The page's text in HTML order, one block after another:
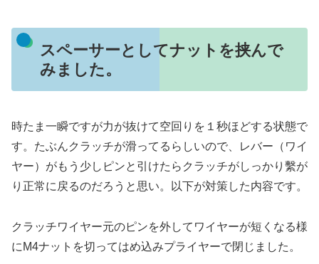
スペーサーとしてナットを挟んで
みました。
時たま一瞬ですが力が抜けて空回りを１秒ほどする状態で
す。たぶんクラッチが滑ってるらしいので、レバー（ワイ
ヤー）がもう少しピンと引けたらクラッチがしっかり繫が
り正常に戻るのだろうと思い。以下が対策した内容です。
クラッチワイヤー元のピンを外してワイヤーが短くなる様
にM4ナットを切ってはめ込みプライヤーで閉じました。